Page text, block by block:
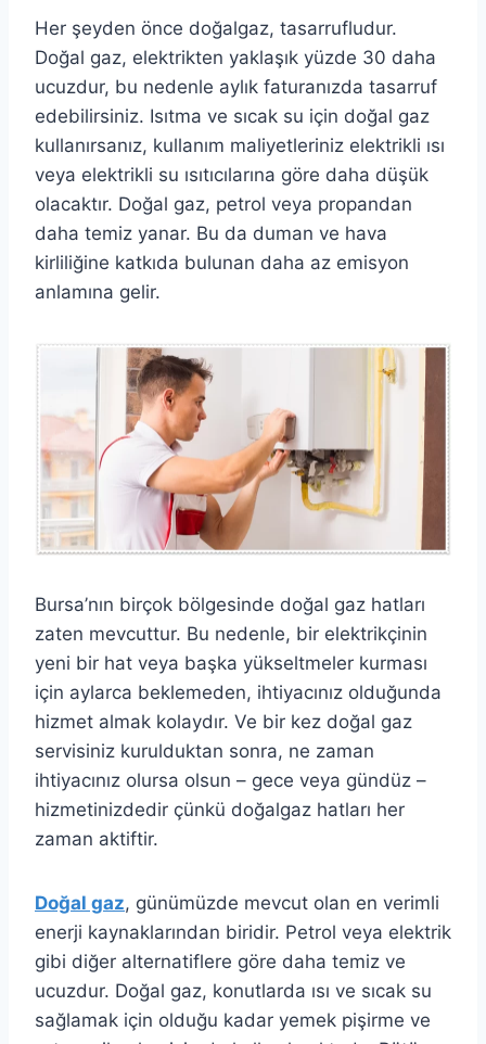
Her şeyden önce doğalgaz, tasarrufludur.
Doğal gaz, elektrikten yaklaşık yüzde 30 daha
ucuzdur, bu nedenle aylık faturanızda tasarruf
edebilirsiniz. Isıtma ve sıcak su için doğal gaz
kullanırsanız, kullanım maliyetleriniz elektrikli ısı
veya elektrikli su ısıtıcılarına göre daha düşük
olacaktır. Doğal gaz, petrol veya propandan
daha temiz yanar. Bu da duman ve hava
kirliliğine katkıda bulunan daha az emisyon
anlamına gelir.
Bursa’nın birçok bölgesinde doğal gaz hatları
zaten mevcuttur. Bu nedenle, bir elektrikçinin
yeni bir hat veya başka yükseltmeler kurması
için aylarca beklemeden, ihtiyacınız olduğunda
hizmet almak kolaydır. Ve bir kez doğal gaz
servisiniz kurulduktan sonra, ne zaman
ihtiyacınız olursa olsun – gece veya gündüz –
hizmetinizdedir çünkü doğalgaz hatları her
zaman aktiftir.
Doğal gaz, günümüzde mevcut olan en verimli
enerji kaynaklarından biridir. Petrol veya elektrik
gibi diğer alternatiflere göre daha temiz ve
ucuzdur. Doğal gaz, konutlarda ısı ve sıcak su
sağlamak için olduğu kadar yemek pişirme ve